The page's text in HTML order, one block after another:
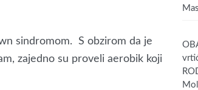
sindromom. S obzirom da je
zajedno su proveli aerobik koji